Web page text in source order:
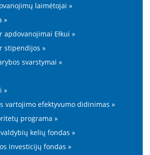
laimėtojai »
»
Ełkui »
stipendijos »
svarstymai »
»
vartojimo efektyvumo didinimas »
programa »
kelių fondas »
investicijų fondas »